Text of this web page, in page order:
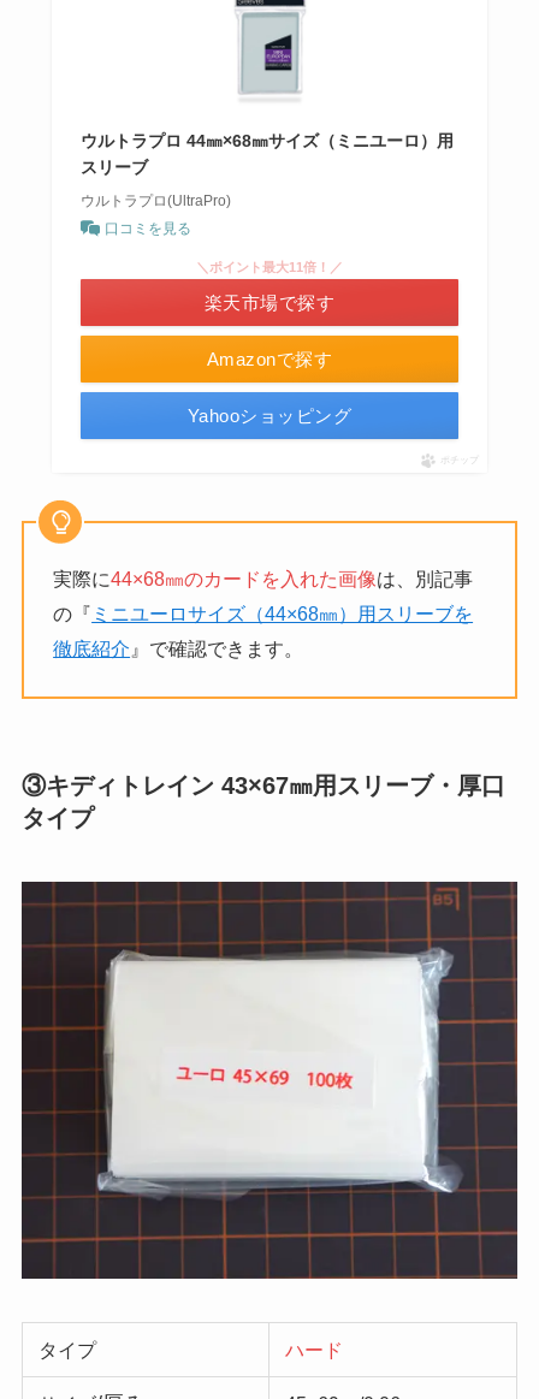
ウルトラプロ 44㎜×68㎜サイズ（ミニユーロ）用
スリーブ
ウルトラプロ(UltraPro)
口コミを見る
Amazonで探す
＼ポイント最大11倍！／
楽天市場で探す
Yahooショッピング
ポチップ
実際に44×68㎜のカードを入れた画像は、別記事
の『 ミニユーロサイズ（44×68㎜）用スリーブを
徹底紹介 』で確認できます。
③キディトレイン 43×67㎜用スリーブ・厚口
タイプ
タイプ ハード